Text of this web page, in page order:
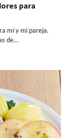
para
mí y mi pareja.
de…